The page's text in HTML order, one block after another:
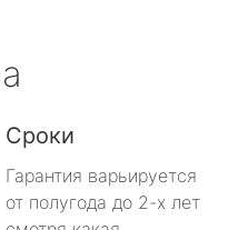
Сроки
Гарантия варьируется
от полугода до 2-х лет